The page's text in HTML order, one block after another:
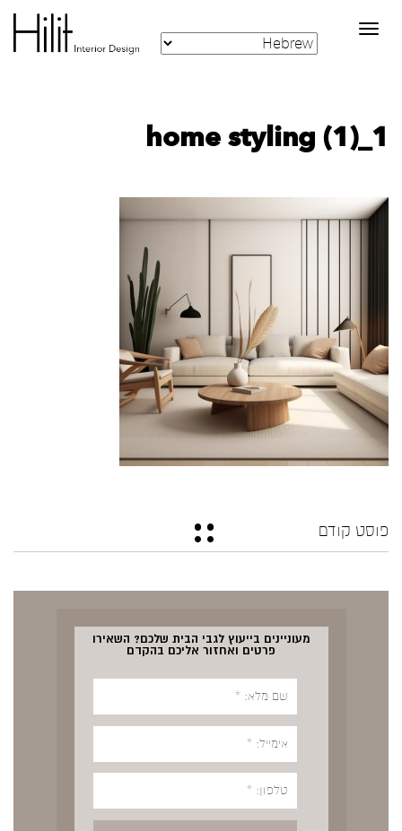
Toggle
navigation
home styling (1)_1
פוסט קודם
מעוניינים בייעוץ לגבי הבית שלכם? השאירו
פרטים ואחזור אליכם בהקדם